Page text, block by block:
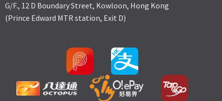
G/F., 12 D Boundary Street, Kowloon, Hong Kong
(Prince Edward MTR station, Exit D)